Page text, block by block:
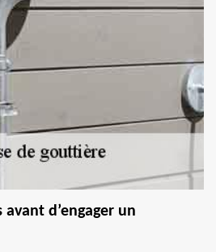
d’engager un